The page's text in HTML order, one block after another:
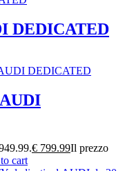
DEDICATED
€ 799.99Il prezzo
cart